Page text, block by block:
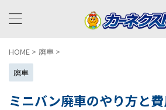
HOME > 廃車 >
廃車
ミニバン廃車のやり方と